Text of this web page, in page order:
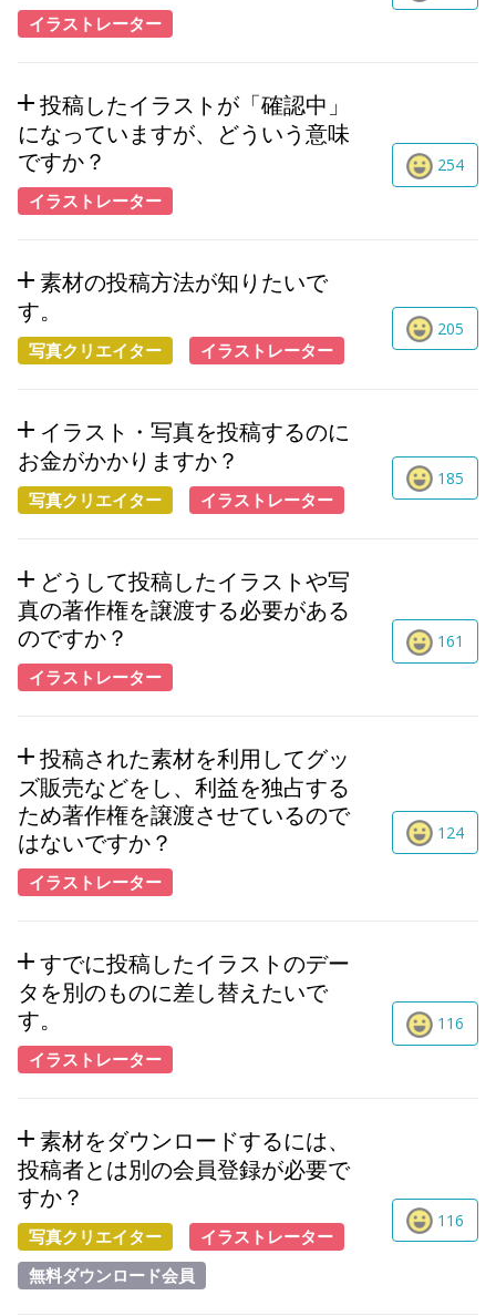
イラストレーター
投稿したイラストが「確認中」
になっていますが、どういう意味
ですか？
イラストレーター
254
素材の投稿方法が知りたいで
す。
写真クリエイター イラストレーター
205
イラスト・写真を投稿するのに
お金がかかりますか？
写真クリエイター イラストレーター
185
どうして投稿したイラストや写
真の著作権を譲渡する必要がある
のですか？
イラストレーター
161
投稿された素材を利用してグッ
ズ販売などをし、利益を独占する
ため著作権を譲渡させているので
はないですか？
イラストレーター
124
すでに投稿したイラストのデー
タを別のものに差し替えたいで
す。
イラストレーター
116
素材をダウンロードするには、
投稿者とは別の会員登録が必要で
すか？
写真クリエイター
イラストレーター
無料ダウンロード会員
116